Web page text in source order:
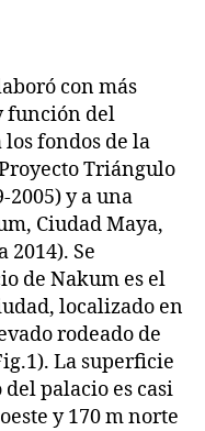
con más
función del
fondos de la
Triángulo
2005) y a una
Ciudad Maya,
2014). Se
de Nakum es el
localizado en
rodeado de
La superficie
palacio es casi
y 170 m norte